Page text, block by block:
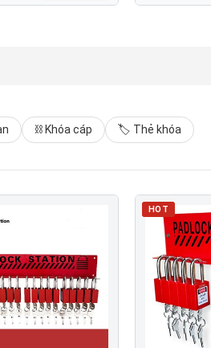
⛓ Khóa cáp 🏷️ Thẻ khóa
HOT